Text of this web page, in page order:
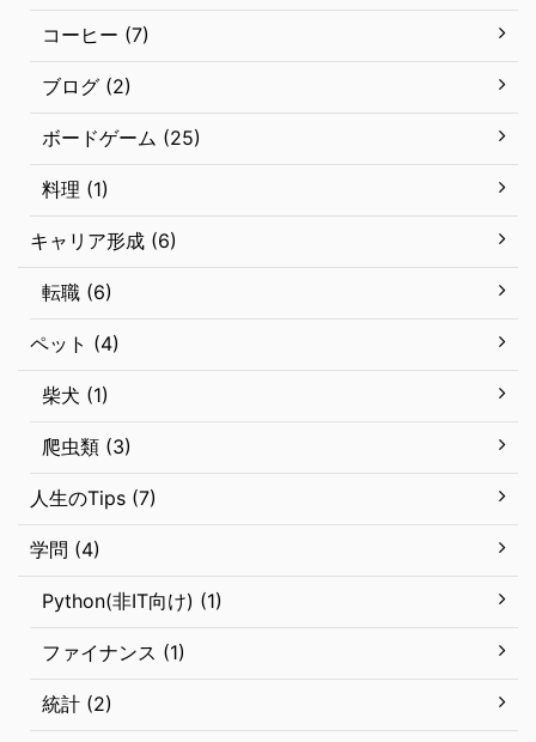
コーヒー (7)
ブログ (2)
ボードゲーム (25)
料理 (1)
キャリア形成 (6)
転職 (6)
ペット (4)
柴犬 (1)
爬虫類 (3)
人生のTips (7)
学問 (4)
Python(非IT向け) (1)
ファイナンス (1)
統計 (2)